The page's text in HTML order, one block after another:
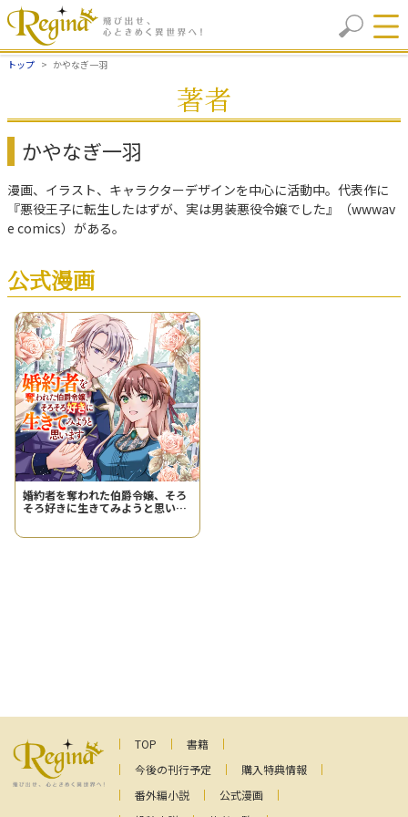
トップ かやなぎ一羽
著者
かやなぎ一羽
漫画、イラスト、キャラクターデザインを中心に活動中。代表作に
『悪役王子に転生したはずが、実は男装悪役令嬢でした』（wwwav
e comics）がある。
公式漫画
婚約者を奪われた伯爵令嬢、そろ
そろ好きに生きてみようと思いま
TOP
書籍
今後の刊行予定
購入特典情報
番外編小説
公式漫画